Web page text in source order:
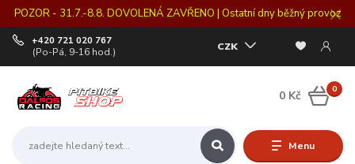
POZOR - 31.7.-8.8. DOVOLENÁ ZAVŘENO | Ostatní dny běžný provoz
Menu
CZK
+420 721 020 767
(Po-Pá, 9-16 hod.)
0
0 Kč